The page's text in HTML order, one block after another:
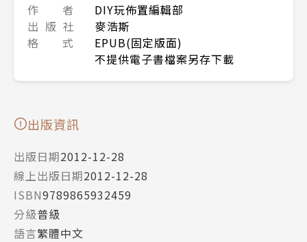
作 者
DIY玩佈置編輯部
出 版 社
麥浩斯
格 式
EPUB(固定版面)
不提供電子書檔案另存下載
出版資訊
出版日期2012-12-28
線上出版日期2012-12-28
ISBN9789865932459
分級普級
語言繁體中文